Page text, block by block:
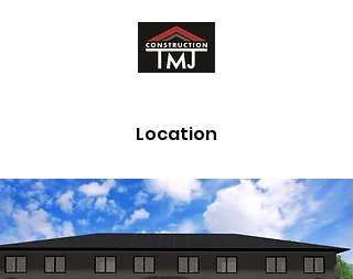
Location